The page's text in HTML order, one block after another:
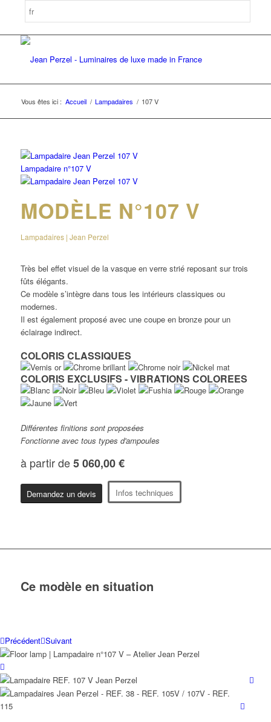
Vous êtes ici : Accueil / Lampadaires / 107 V
Lampadaire n°107 V
MODÈLE N°107 V
Lampadaires | Jean Perzel
Très bel effet visuel de la vasque en verre strié reposant sur trois
fûts élégants.
Ce modèle s’intègre dans tous les intérieurs classiques ou
modernes.
Il est également proposé avec une coupe en bronze pour un
éclairage indirect.
COLORIS CLASSIQUES
COLORIS EXCLUSIFS - VIBRATIONS COLOREES
Différentes finitions sont proposées
Fonctionne avec tous types d'ampoules
à partir de5 060,00 €
Demandez un devis Infos techniques
Ce modèle en situation
Précédent Suivant